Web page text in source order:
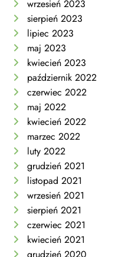
wrzesień 2023
sierpień 2023
lipiec 2023
maj 2023
kwiecień 2023
październik 2022
czerwiec 2022
maj 2022
kwiecień 2022
marzec 2022
luty 2022
grudzień 2021
listopad 2021
wrzesień 2021
sierpień 2021
czerwiec 2021
kwiecień 2021
grudzień 2020